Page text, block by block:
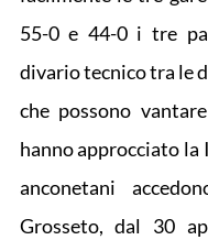
55-0 e 44-0 i tre
divario tecnico tra le
che possono
hanno approcciato la
anconetani
Grosseto, dal 30